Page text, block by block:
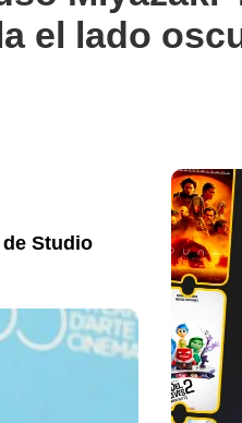
el lado
Studio